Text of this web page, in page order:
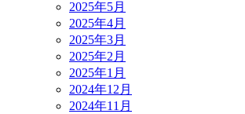
2025年5月
2025年4月
2025年3月
2025年2月
2025年1月
2024年12月
2024年11月